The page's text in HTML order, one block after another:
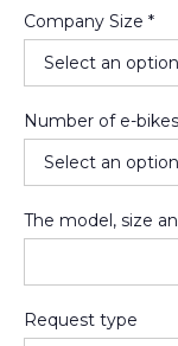
Company Size *
Number of e-
The model, size
Request type